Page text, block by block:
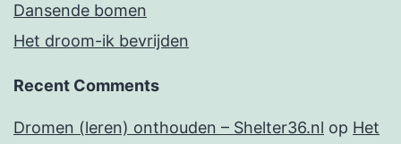
Dansende bomen
Het droom-ik bevrijden
Recent Comments
Dromen (leren) onthouden – Shelter36.nl op Het